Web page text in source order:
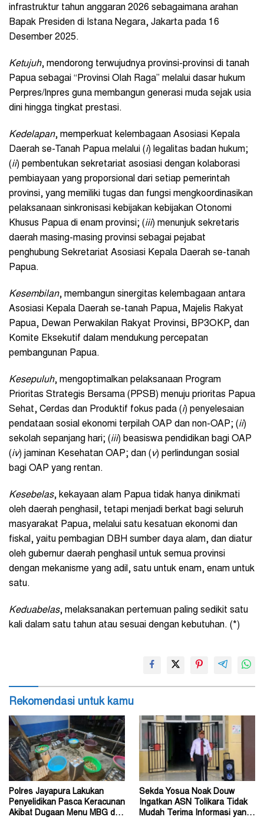
infrastruktur tahun anggaran 2026 sebagaimana arahan
Bapak Presiden di Istana Negara, Jakarta pada 16
Desember 2025.
Ketujuh, mendorong terwujudnya provinsi-provinsi di tanah
Papua sebagai “Provinsi Olah Raga” melalui dasar hukum
Perpres/Inpres guna membangun generasi muda sejak usia
dini hingga tingkat prestasi.
Kedelapan, memperkuat kelembagaan Asosiasi Kepala
Daerah se-Tanah Papua melalui (i) legalitas badan hukum;
(ii) pembentukan sekretariat asosiasi dengan kolaborasi
pembiayaan yang proporsional dari setiap pemerintah
provinsi, yang memiliki tugas dan fungsi mengkoordinasikan
pelaksanaan sinkronisasi kebijakan kebijakan Otonomi
Khusus Papua di enam provinsi; (iii) menunjuk sekretaris
daerah masing-masing provinsi sebagai pejabat
penghubung Sekretariat Asosiasi Kepala Daerah se-tanah
Papua.
Kesembilan, membangun sinergitas kelembagaan antara
Asosiasi Kepala Daerah se-tanah Papua, Majelis Rakyat
Papua, Dewan Perwakilan Rakyat Provinsi, BP3OKP, dan
Komite Eksekutif dalam mendukung percepatan
pembangunan Papua.
Kesepuluh, mengoptimalkan pelaksanaan Program
Prioritas Strategis Bersama (PPSB) menuju prioritas Papua
Sehat, Cerdas dan Produktif fokus pada (i) penyelesaian
pendataan sosial ekonomi terpilah OAP dan non-OAP; (ii)
sekolah sepanjang hari; (iii) beasiswa pendidikan bagi OAP
(iv) jaminan Kesehatan OAP; dan (v) perlindungan sosial
bagi OAP yang rentan.
Kesebelas, kekayaan alam Papua tidak hanya dinikmati
oleh daerah penghasil, tetapi menjadi berkat bagi seluruh
masyarakat Papua, melalui satu kesatuan ekonomi dan
fiskal, yaitu pembagian DBH sumber daya alam, dan diatur
oleh gubernur daerah penghasil untuk semua provinsi
dengan mekanisme yang adil, satu untuk enam, enam untuk
satu.
Keduabelas, melaksanakan pertemuan paling sedikit satu
kali dalam satu tahun atau sesuai dengan kebutuhan. (*)
Rekomendasi untuk kamu
Polres Jayapura Lakukan
Penyelidikan Pasca Keracunan
Akibat Dugaan Menu MBG di
Sekda Yosua Noak Douw
Ingatkan ASN Tolikara Tidak
Mudah Terima Informasi yang